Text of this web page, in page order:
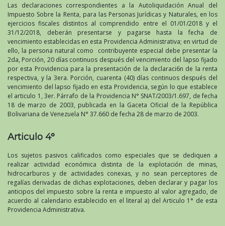
Las declaraciones correspondientes a la Autoliquidación Anual del
Impuesto Sobre la Renta, para las Personas Jurídicas y Naturales, en los
ejercicios fiscales distintos al comprendido entre el 01/01/2018 y el
31/12/2018, deberán presentarse y pagarse hasta la fecha de
vencimiento establecidas en esta Providencia Administrativa; en virtud de
ello, la persona natural como contribuyente especial debe presentar la
2da, Porción, 20 días continuos después del vencimiento del lapso fijado
por esta Providencia para la presentación de la declaraci6n de la renta
respectiva, y la 3era. Porción, cuarenta (40) días continuos después del
vencimiento del lapso fijado en esta Providencia, según lo que establece
el articulo 1, 3er. Párrafo de la Providencia N° SNAT/2003/1.697, de fecha
18 de marzo de 2003, publicada en la Gaceta Oficial de la República
Bolivariana de Venezuela N° 37.660 de fecha 28 de marzo de 2003.
Articulo 4°
Los sujetos pasivos calificados como especiales que se dediquen a
realizar actividad económica distinta de la explotación de minas,
hidrocarburos y de actividades conexas, y no sean perceptores de
regalías derivadas de dichas explotaciones, deben declarar y pagar los
anticipos del impuesto sobre la renta e impuesto al valor agregado, de
acuerdo al calendario establecido en el literal a) del Articulo 1° de esta
Providencia Administrativa.